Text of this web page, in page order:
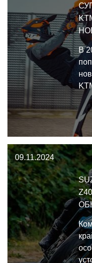
В
09.11.2024